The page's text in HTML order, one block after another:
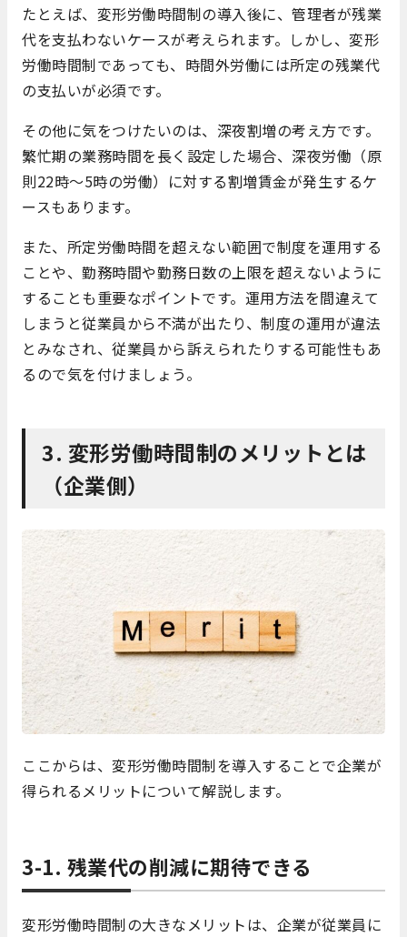
たとえば、変形労働時間制の導入後に、管理者が残業
代を支払わないケースが考えられます。しかし、変形
労働時間制であっても、時間外労働には所定の残業代
の支払いが必須です。
その他に気をつけたいのは、深夜割増の考え方です。
繁忙期の業務時間を長く設定した場合、深夜労働（原
則22時～5時の労働）に対する割増賃金が発生するケ
ースもあります。
また、所定労働時間を超えない範囲で制度を運用する
ことや、勤務時間や勤務日数の上限を超えないように
することも重要なポイントです。運用方法を間違えて
しまうと従業員から不満が出たり、制度の運用が違法
とみなされ、従業員から訴えられたりする可能性もあ
るので気を付けましょう。
3. 変形労働時間制のメリットとは
（企業側）
ここからは、変形労働時間制を導入することで企業が
得られるメリットについて解説します。
3-1. 残業代の削減に期待できる
変形労働時間制の大きなメリットは、企業が従業員に